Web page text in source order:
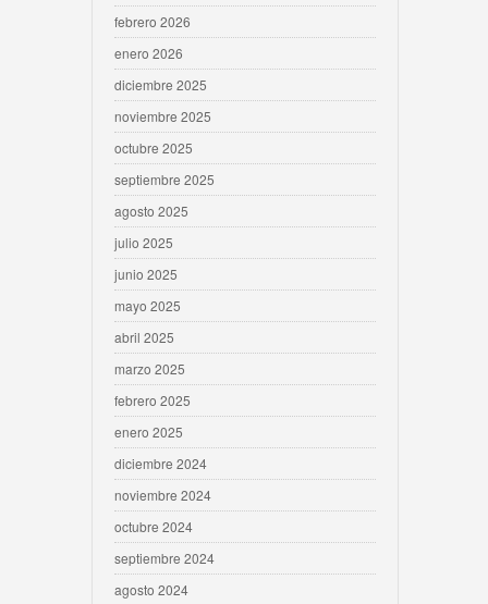
febrero 2026
enero 2026
diciembre 2025
noviembre 2025
octubre 2025
septiembre 2025
agosto 2025
julio 2025
junio 2025
mayo 2025
abril 2025
marzo 2025
febrero 2025
enero 2025
diciembre 2024
noviembre 2024
octubre 2024
septiembre 2024
agosto 2024